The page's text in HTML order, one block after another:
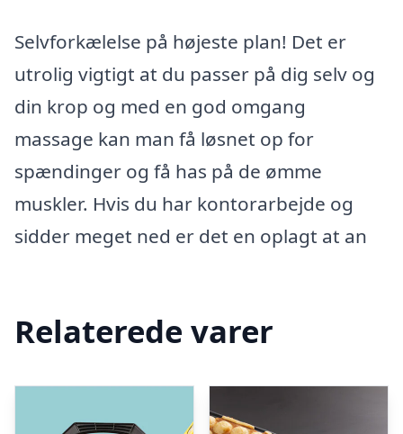
Selvforkælelse på højeste plan! Det er
utrolig vigtigt at du passer på dig selv og
din krop og med en god omgang
massage kan man få løsnet op for
spændinger og få has på de ømme
muskler. Hvis du har kontorarbejde og
sidder meget ned er det en oplagt at an
Relaterede varer